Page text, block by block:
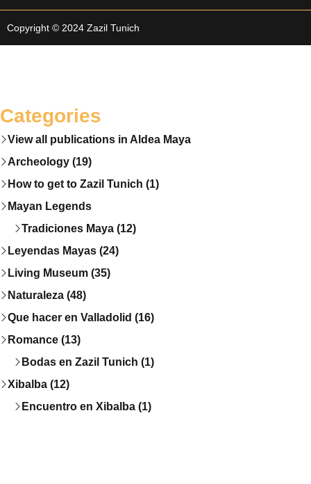
Copyright © 2024 Zazil Tunich
Categories
View all publications in Aldea Maya
Archeology (19)
How to get to Zazil Tunich (1)
Mayan Legends
Tradiciones Maya (12)
Leyendas Mayas (24)
Living Museum (35)
Naturaleza (48)
Que hacer en Valladolid (16)
Romance (13)
Bodas en Zazil Tunich (1)
Xibalba (12)
Encuentro en Xibalba (1)